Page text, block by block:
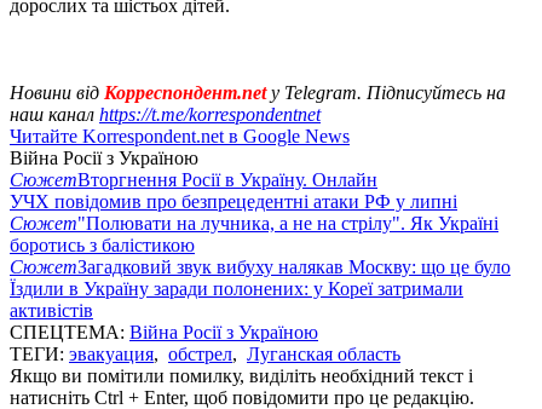
дорослих та шістьох дітей.
Новини від Корреспондент.netу Telegram. Підписуйтесь на
наш канал https://t.me/korrespondentnet
Читайте Korrespondent.net в Google News
Війна Росії з Україною
СюжетВторгнення Росії в Україну. Онлайн
УЧХ повідомив про безпрецедентні атаки РФ у липні
Сюжет"Полювати на лучника, а не на стрілу". Як Україні
боротись з балістикою
СюжетЗагадковий звук вибуху налякав Москву: що це було
Їздили в Україну заради полонених: у Кореї затримали
активістів
СПЕЦТЕМА: Війна Росії з Україною
ТЕГИ: эвакуация, обстрел, Луганская область
Якщо ви помітили помилку, виділіть необхідний текст і
натисніть Ctrl + Enter, щоб повідомити про це редакцію.